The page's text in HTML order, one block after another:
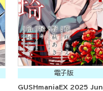
電子版
GUSHmaniaEX 2025 Jun.